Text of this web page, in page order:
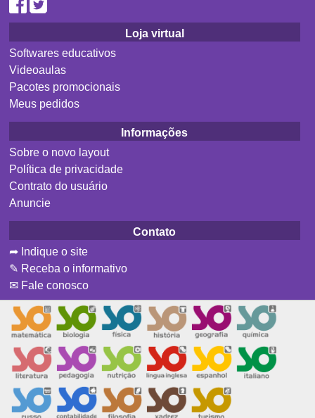
Loja virtual
Softwares educativos
Videoaulas
Pacotes promocionais
Meus pedidos
Informações
Sobre o novo layout
Política de privacidade
Contrato do usuário
Anuncie
Contato
➦ Indique o site
✎ Receba o informativo
✉ Fale conosco